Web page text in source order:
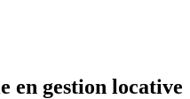
en gestion locative